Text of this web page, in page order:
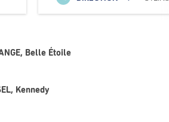
Belle Étoile
Kennedy